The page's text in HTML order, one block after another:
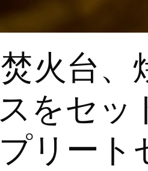
焚火台、
スをセッ
プリート